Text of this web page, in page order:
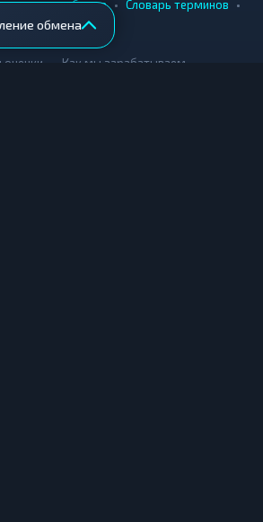
обмена
обмена • Словарь терминов •
AML-проверка
Как мы зарабатываем